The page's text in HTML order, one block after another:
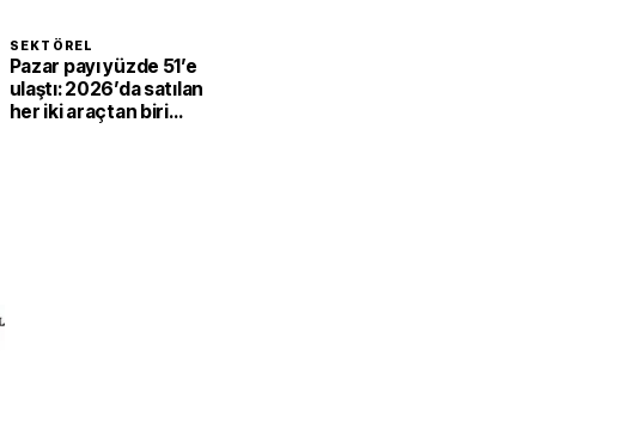
SEKTÖREL
Pazar payı yüzde 51’e
ulaştı: 2026’da satılan
her iki araçtan biri